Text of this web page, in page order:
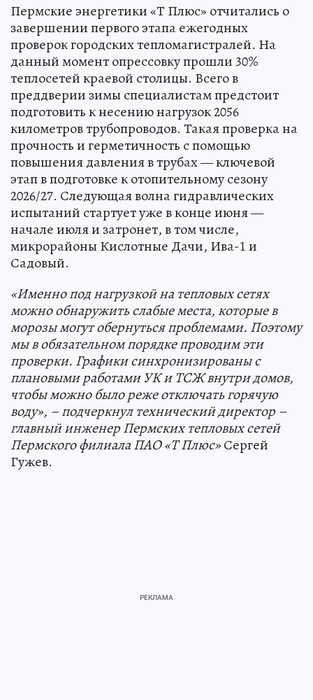
Пермские энергетики «Т Плюс» отчитались о
завершении первого этапа ежегодных
проверок городских тепломагистралей. На
данный момент опрессовку прошли 30%
теплосетей краевой столицы. Всего в
преддверии зимы специалистам предстоит
подготовить к несению нагрузок 2056
километров трубопроводов. Такая проверка на
прочность и герметичность с помощью
повышения давления в трубах — ключевой
этап в подготовке к отопительному сезону
2026/27. Следующая волна гидравлических
испытаний стартует уже в конце июня —
начале июля и затронет, в том числе,
микрорайоны Кислотные Дачи, Ива-1 и
Садовый.
«Именно под нагрузкой на тепловых сетях
можно обнаружить слабые места, которые в
морозы могут обернуться проблемами. Поэтому
мы вобязательном порядке проводим эти
проверки. Графики синхронизированы с
плановыми работами УК и ТСЖ внутри домов,
чтобы можно было реже отключать горячую
воду», – подчеркнул технический директор –
главный инженер Пермских тепловых сетей
Пермского филиала ПАО «Т Плюс»Сергей
Гужев.